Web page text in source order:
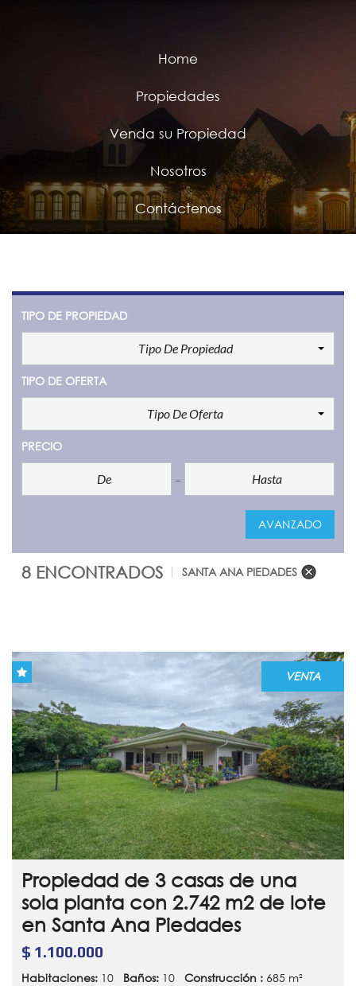
Home
Propiedades
Venda su Propiedad
Nosotros
Contáctenos
TIPO DE PROPIEDAD
Tipo De Propiedad
TIPO DE OFERTA
Tipo De Oferta
PRECIO
AVANZADO
8 ENCONTRADOS SANTA ANA PIEDADES
VENTA
Propiedad de 3 casas de una
sola planta con 2.742 m2 de lote
en Santa Ana Piedades
$ 1.100.000
Habitaciones: 10 Baños: 10 Construcción : 685 m²